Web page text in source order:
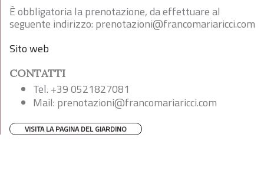
È obbligatoria la prenotazione, da effettuare al
seguente indirizzo: prenotazioni@francomariaricci.com
Sito web
CONTATTI
Tel. +39 0521827081
Mail: prenotazioni@francomariaricci.com
VISITA LA PAGINA DEL GIARDINO